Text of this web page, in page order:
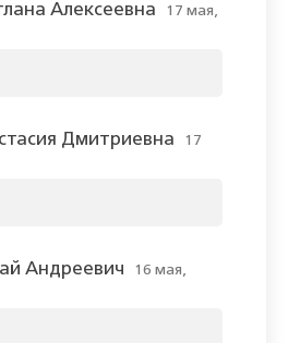
Алексеевна
17 мая,
Дмитриевна
17
Андреевич
16 мая,